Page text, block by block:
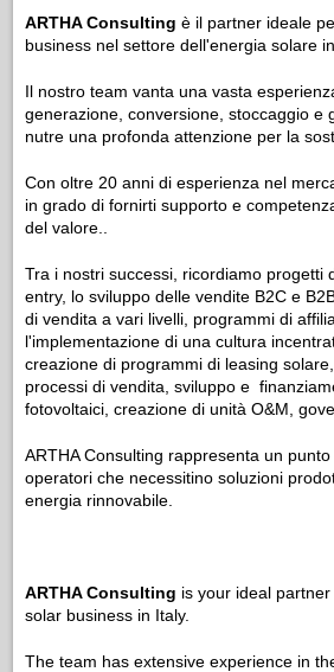
ARTHA Consulting è il partner ideale
business nel settore dell'energia solare in
Il nostro team vanta una vasta
generazione, conversione, stoccaggio e
nutre una profonda attenzione per la
Con oltre 20 anni di esperienza nel
in grado di fornirti supporto e
del valore..
Tra i nostri successi, ricordiamo progetti
entry, lo sviluppo delle vendite B2C e
di vendita a vari livelli, programmi di
l'implementazione di una cultura
creazione di programmi di leasing
processi di vendita, sviluppo e
fotovoltaici, creazione di unità O&M,
ARTHA Consulting rappresenta un
operatori che necessitino soluzioni
energia rinnovabile.
ARTHA Consulting is your ideal
solar business in Italy.
The team has extensive experience in